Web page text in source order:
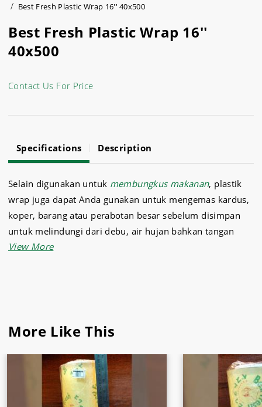
Best Fresh Plastic Wrap 16'' 40x500
Best Fresh Plastic Wrap 16''
40x500
Contact Us For Price
Specifications Description
Selain digunakan untuk membungkus makanan, plastik
wrap juga dapat Anda gunakan untuk mengemas kardus,
koper, barang atau perabotan besar sebelum disimpan
untuk melindungi dari debu, air hujan bahkan tangan
tangan yang usil.
Kami juga menyediakannya dengan kualitas bahan yang
Selain plastik wrap, kami juga menyediakan berbagai
kebutuhan cafédan restoran seperti
daging dan ikan
, bumbu masakan,mesin kopi
More Like This